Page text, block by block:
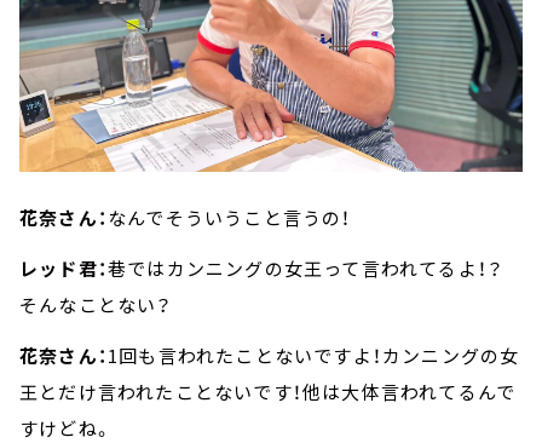
花奈さん： なんでそういうこと言うの！
レッド君：巷ではカンニングの女王って言われてるよ！？
そんなことない？
花奈さん：1回も言われたことないですよ！カンニングの女
王とだけ言われたことないです！他は大体言われてるんで
すけどね。